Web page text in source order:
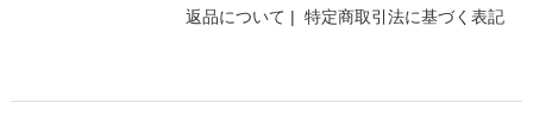
返品について |特定商取引法に基づく表記